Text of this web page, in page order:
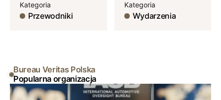
Kategoria
Przewodniki
Kategoria
Wydarzenia
Popularna organizacja
Bureau Veritas Polska